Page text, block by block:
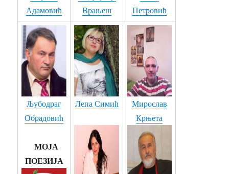
23. МОЈ ЛИПИ АНЂЕЛЕ - Бранислав Бранко Симић
Адамовић
Врањеш
Петровић
Љубодраг
Обрадовић
МОЈА
ПОЕЗИЈА
Лепа Симић
Мирослав
Крњета